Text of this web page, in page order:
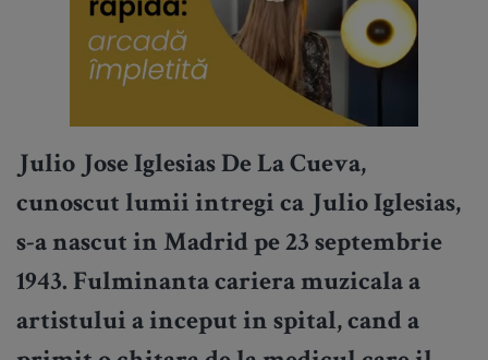
Julio Jose Iglesias De La Cueva,
cunoscut lumii intregi ca Julio Iglesias,
s-a nascut in Madrid pe 23 septembrie
1943. Fulminanta cariera muzicala a
artistului a inceput in spital, cand a